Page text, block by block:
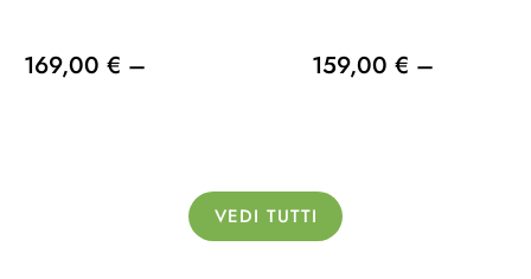
169,00 € – 159,00 € –
VEDI TUTTI